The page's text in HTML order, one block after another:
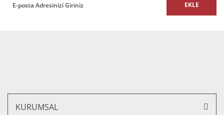
EKLE
KURUMSAL